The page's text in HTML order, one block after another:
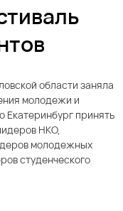
области заняла
молодежи и
Екатеринбург принять
НКО,
молодежных
студенческого